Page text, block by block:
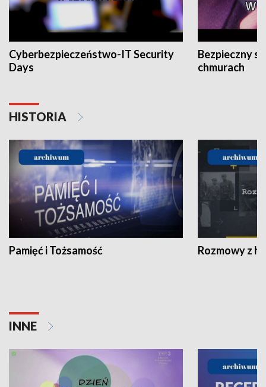
Cyberbezpieczeństwo-IT Security
Days
Bezpieczny
chmurach
HISTORIA
Pamięć i Tożsamość Rozmowy z
INNE